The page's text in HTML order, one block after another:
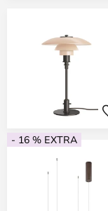
- 16 % EXTRA